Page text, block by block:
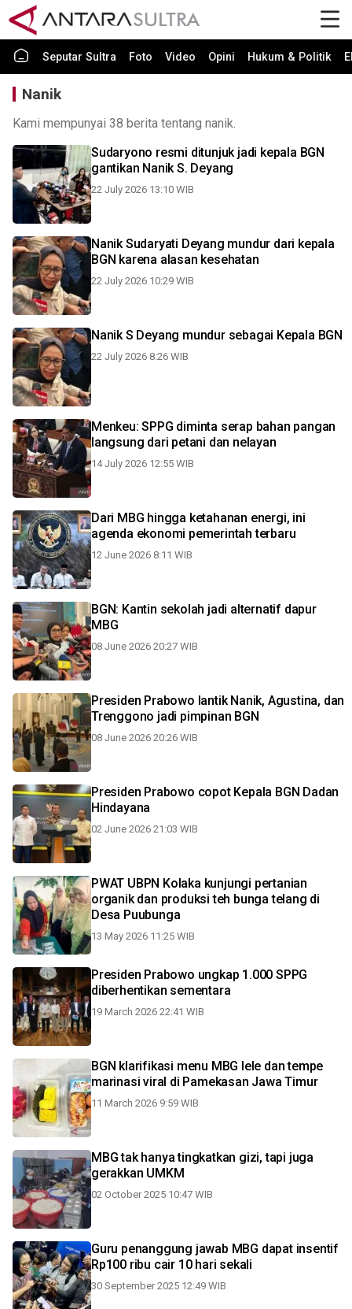
Seputar Sultra Foto Video Opini Hukum & Politik
Nanik
Kami mempunyai 38 berita tentang nanik.
Sudaryono resmi ditunjuk jadi kepala BGN
gantikan Nanik S. Deyang
22 July 2026 13:10 WIB
Nanik Sudaryati Deyang mundur dari kepala
BGN karena alasan kesehatan
22 July 2026 10:29 WIB
Nanik S Deyang mundur sebagai Kepala BGN
22 July 2026 8:26 WIB
Menkeu: SPPG diminta serap bahan pangan
langsung dari petani dan nelayan
14 July 2026 12:55 WIB
Dari MBG hingga ketahanan energi, ini
agenda ekonomi pemerintah terbaru
12 June 2026 8:11 WIB
BGN: Kantin sekolah jadi alternatif dapur
MBG
08 June 2026 20:27 WIB
Presiden Prabowo lantik Nanik, Agustina, dan
Trenggono jadi pimpinan BGN
08 June 2026 20:26 WIB
Presiden Prabowo copot Kepala BGN Dadan
Hindayana
02 June 2026 21:03 WIB
PWAT UBPN Kolaka kunjungi pertanian
organik dan produksi teh bunga telang di
Desa Puubunga
13 May 2026 11:25 WIB
Presiden Prabowo ungkap 1.000 SPPG
diberhentikan sementara
19 March 2026 22:41 WIB
BGN klarifikasi menu MBG lele dan tempe
marinasi viral di Pamekasan Jawa Timur
11 March 2026 9:59 WIB
MBG tak hanya tingkatkan gizi, tapi juga
gerakkan UMKM
02 October 2025 10:47 WIB
Guru penanggung jawab MBG dapat insentif
Rp100 ribu cair 10 hari sekali
30 September 2025 12:49 WIB